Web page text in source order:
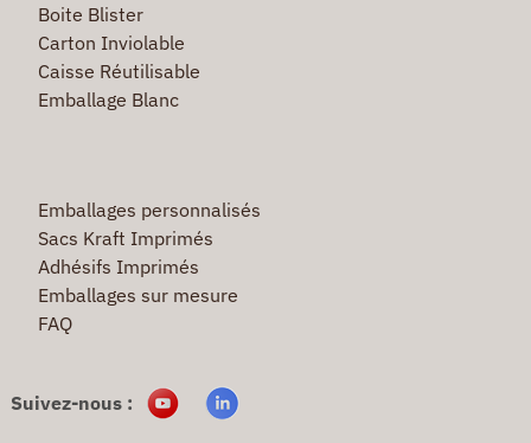
Boite Blister
Carton Inviolable
Caisse Réutilisable
Emballage Blanc
Emballages personnalisés
Sacs Kraft Imprimés
Adhésifs Imprimés
Emballages sur mesure
FAQ
Suivez-nous :